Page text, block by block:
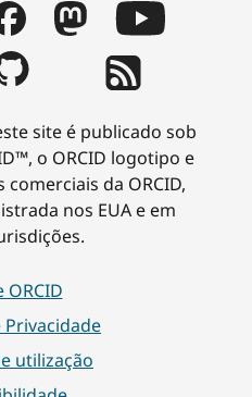
site é publicado sob
o ORCID logotipo e
da ORCID,
nos EUA e em
ORCID
Privacidade
utilização